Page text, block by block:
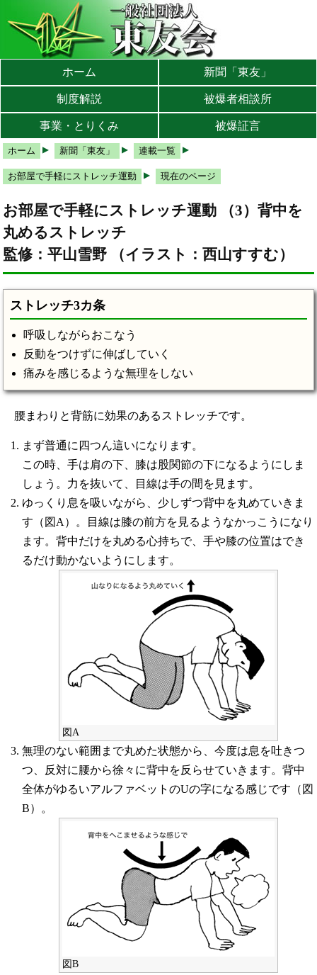
メインメニューへ
サブメニューへ
現在地ナビ（パンくずリスト）へ
ホーム 新聞「東友」
制度解説 被爆者相談所
事業・とりくみ 被爆証言
ホーム 新聞「東友」 連載一覧
お部屋で手軽にストレッチ運動 現在のページ
お部屋で手軽にストレッチ運動 （3）背中を
丸めるストレッチ
監修：平山雪野 （イラスト：西山すすむ）
ストレッチ3カ条
呼吸しながらおこなう
反動をつけずに伸ばしていく
痛みを感じるような無理をしない
腰まわりと背筋に効果のあるストレッチです。
まず普通に四つん這いになります。
この時、手は肩の下、膝は股関節の下になるようにしま
しょう。力を抜いて、目線は手の間を見ます。
ゆっくり息を吸いながら、少しずつ背中を丸めていきま
す（図A）。目線は膝の前方を見るようなかっこうになり
ます。背中だけを丸める心持ちで、手や膝の位置はでき
るだけ動かないようにします。
図A
無理のない範囲まで丸めた状態から、今度は息を吐きつ
つ、反対に腰から徐々に背中を反らせていきます。背中
全体がゆるいアルファベットのUの字になる感じです（図
B）。
図B